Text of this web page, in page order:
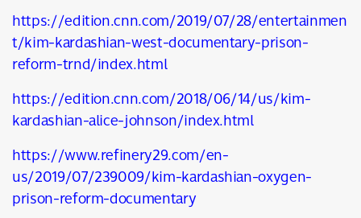
https://edition.cnn.com/2019/07/28/entertainmen
t/kim-kardashian-west-documentary-prison-
reform-trnd/index.html
https://edition.cnn.com/2018/06/14/us/kim-
kardashian-alice-johnson/index.html
https://www.refinery29.com/en-
us/2019/07/239009/kim-kardashian-oxygen-
prison-reform-documentary